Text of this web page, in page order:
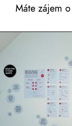
Máte zájem